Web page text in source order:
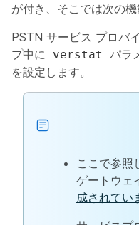
が付き、そこでは次の機
PSTN サービス プロバ
プ中に
verstat
パラ
を設定します。
ここで参照
ゲートウェ
成されてい